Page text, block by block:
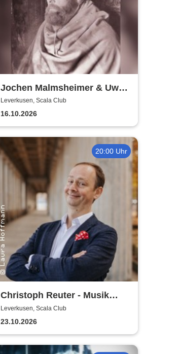
Jochen Malmsheimer & Uwe
Rössler
Leverkusen, Scala Club
16.10.2026
20:00 Uhr
Christoph Reuter - Musik
macht sexy! (außer manche)
Leverkusen, Scala Club
23.10.2026